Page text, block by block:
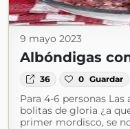
9 mayo 2023
Albóndigas
36 0 Guardar
Para 4-6 personas
bolitas de gloria ¿a
primer mordisco, se